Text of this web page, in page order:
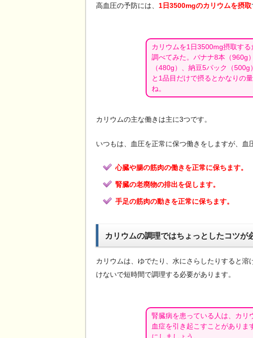
高血圧の予防には、 1日3500mgのカリウムを摂取
カリウムを1日3500mg摂取す
調べてみた。バナナ8本（960g
（480g）、納豆5パック（500g
と1品目だけで摂るとかなりの
ね。
カリウムの主な働きは主に3つです。
いつもは、血圧を正常に保つ働きをしますが、血
心臓や腸の筋肉の働きを正常に保ちます。
腎臓の老廃物の排出を促します。
手足の筋肉の動きを正常に保ちます。
カリウムの調理ではちょっとしたコツが
カリウムは、ゆでたり、水にさらしたりすると
けないで短時間で調理する必要があります。
腎臓病を患っている人は、カリ
血症を引き起こすことがありま